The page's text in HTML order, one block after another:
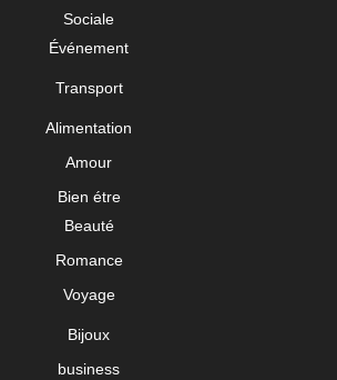
Sociale
Événement
Transport
Alimentation
Amour
Bien étre
Beauté
Romance
Voyage
Bijoux
business